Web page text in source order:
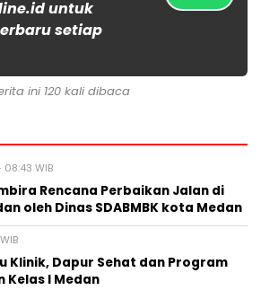
untuk
setiap
ini 120 kali dibaca
WIB
Rencana Perbaikan Jalan di
oleh Dinas SDABMBK kota Medan
Klinik, Dapur Sehat dan Program
Kelas I Medan